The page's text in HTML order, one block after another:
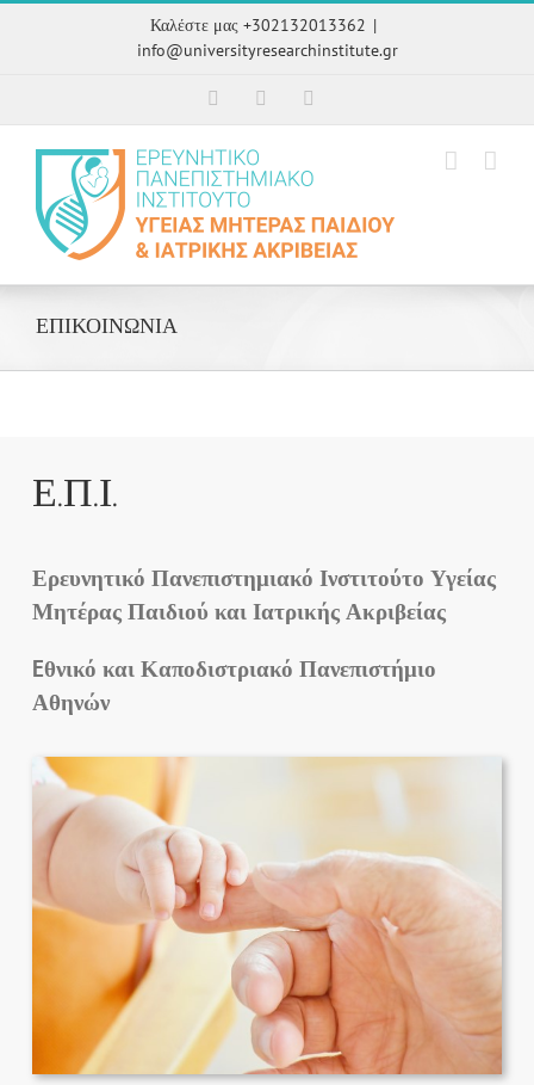
Skip
Καλέστε μας +302132013362 |
info@universityresearchinstitute.gr
FacebookGoogle+
ΕΠΙΚΟΙΝΩΝΙΑ
Ε.Π.Ι.
Ερευνητικό Πανεπιστημιακό Ινστιτούτο Υγείας
Μητέρας Παιδιού και Ιατρικής Ακριβείας
Eθνικό και Καποδιστριακό Πανεπιστήμιο
Αθηνών